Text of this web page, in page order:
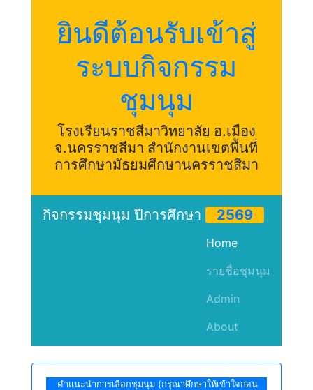
ยินดีต้อนรับเข้าสู่
ระบบกิจกรรม
ชุมนุม
โรงเรียนราชสีมาวิทยาลัย อ.เมือง
จ.นครราชสีมา สำนักงานเขตพื้นที่
การศึกษามัธยมศึกษานครราชสีมา
กิจกรรมชุมนุม ปีการศึกษา 2569
Home
รายชื่อชุมนุม
Admin
About
คำแนะนำการเลือกชุมนุม (กรุณาศึกษาให้เข้าใจก่อน